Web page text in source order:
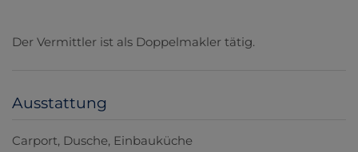
Der Vermittler ist als Doppelmakler tätig.
Ausstattung
Carport Dusche Einbauküche